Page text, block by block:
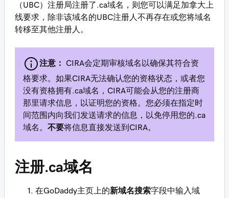
（UBC）注册局注册了.ca域名，则您可以满足加拿大上
线要求，除非该域名的UBC注册人不再存在或您将域名
转移至其他注册人。
注意：
CIRA会定期审核域名以确保其符合资
格要求。如果CIRA无法确认您的资格状态，或者您
没有资格拥有.ca域名，CIRA可能会从您的注册商
那里请求信息，以证明您的资格。您必须在指定时
间范围内向我们发送请求的信息，以免停用您的.ca
域名。 不要将信息直接发送到CIRA。
注册.ca域名
在GoDaddy主页上的新域名搜索字段中输入域